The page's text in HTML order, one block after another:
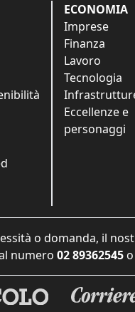
ECONOMIA
Imprese
Finanza
Lavoro
Tecnologia
Eccellenze e
personaggi
o domanda, il
numero 02 89362545